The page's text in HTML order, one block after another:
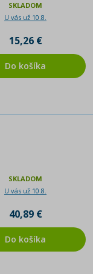
SKLADOM
U vás už 10.8.
15,26 €
Do košíka
SKLADOM
U vás už 10.8.
40,89 €
Do košíka